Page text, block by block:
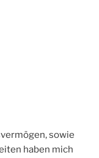
sowie
haben mich